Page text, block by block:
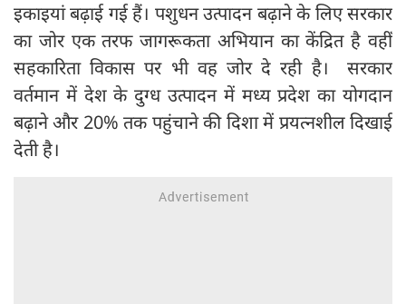
इकाइयां बढ़ाई गई हैं। पशुधन उत्पादन बढ़ाने के लिए सरकार
का जोर एक तरफ जागरूकता अभियान का केंद्रित है वहीँ
सहकारिता विकास पर भी वह जोर दे रही है। सरकार
वर्तमान में देश के दुग्ध उत्पादन में मध्य प्रदेश का योगदान
बढ़ाने और 20% तक पहुंचाने की दिशा में प्रयत्नशील दिखाई
देती है।